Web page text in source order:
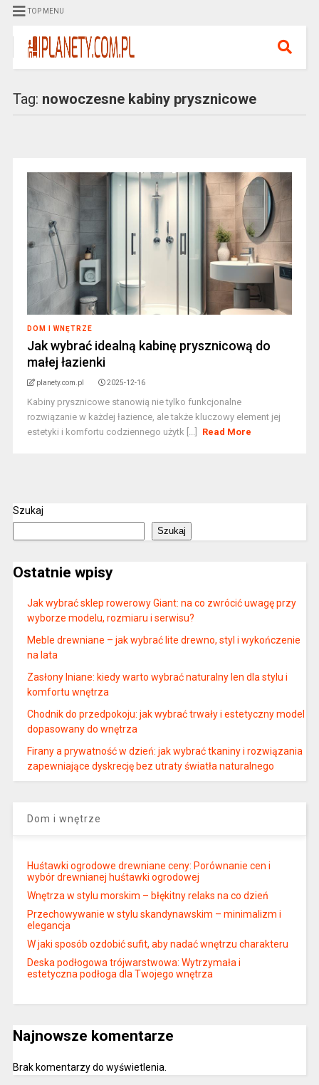
TOP MENU
Tag: nowoczesne kabiny prysznicowe
DOM I WNĘTRZE
Jak wybrać idealną kabinę prysznicową do
małej łazienki
planety.com.pl 2025-12-16
Kabiny prysznicowe stanowią nie tylko funkcjonalne
rozwiązanie w każdej łazience, ale także kluczowy element jej
estetyki i komfortu codziennego użytk [...]
Read More
Szukaj
Szukaj
Ostatnie wpisy
Jak wybrać sklep rowerowy Giant: na co zwrócić uwagę przy
wyborze modelu, rozmiaru i serwisu?
Meble drewniane – jak wybrać lite drewno, styl i wykończenie
na lata
Zasłony lniane: kiedy warto wybrać naturalny len dla stylu i
komfortu wnętrza
Chodnik do przedpokoju: jak wybrać trwały i estetyczny model
dopasowany do wnętrza
Firany a prywatność w dzień: jak wybrać tkaniny i rozwiązania
zapewniające dyskrecję bez utraty światła naturalnego
Dom i wnętrze
Huśtawki ogrodowe drewniane ceny: Porównanie cen i
wybór drewnianej huśtawki ogrodowej
Wnętrza w stylu morskim – błękitny relaks na co dzień
Przechowywanie w stylu skandynawskim – minimalizm i
elegancja
W jaki sposób ozdobić sufit, aby nadać wnętrzu charakteru
Deska podłogowa trójwarstwowa: Wytrzymała i
estetyczna podłoga dla Twojego wnętrza
Najnowsze komentarze
Brak komentarzy do wyświetlenia.